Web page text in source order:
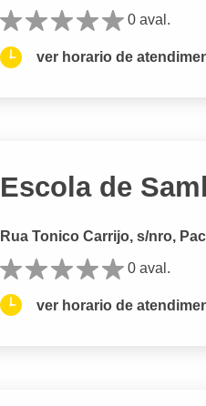
0 aval.
ver horario de
Escola de
Rua Tonico Carrijo, s/nro,
0 aval.
ver horario de